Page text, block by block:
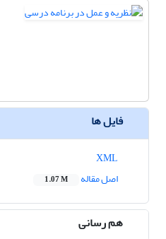
فایل ها
اصل مقاله
1.07 M
هم رسانی